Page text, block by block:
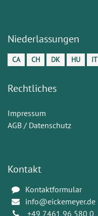
Niederlassungen
CA CH DK HU IT
Rechtliches
Impressum
AGB / Datenschutz
Kontakt
Kontaktformular
info@eickemeyer.de
+49 7461 96 580 0